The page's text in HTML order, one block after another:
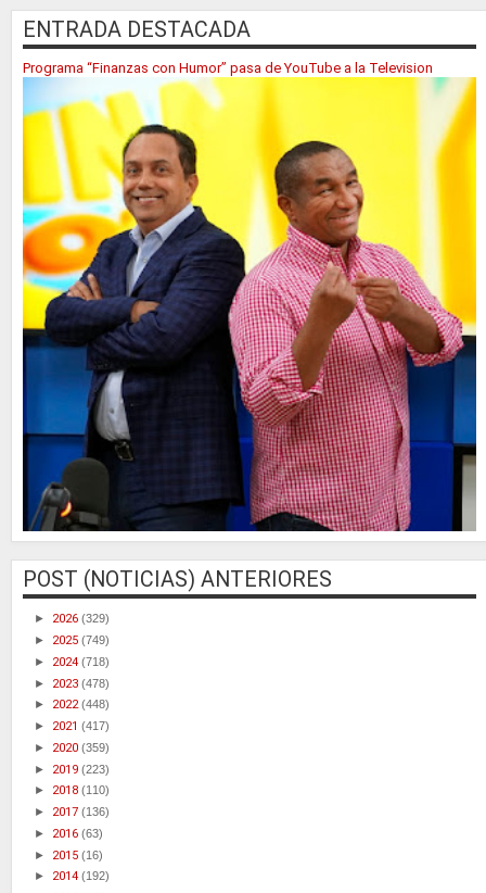
ENTRADA DESTACADA
Programa “Finanzas con Humor” pasa de YouTube a la Television
POST (NOTICIAS) ANTERIORES
► 2026 (329)
► 2025 (749)
► 2024 (718)
► 2023 (478)
► 2022(448)
► 2021 (417)
► 2020 (359)
► 2019 (223)
► 2018 (110)
► 2017 (136)
► 2016 (63)
► 2015 (16)
► 2014 (192)